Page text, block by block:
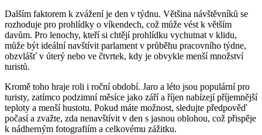
Dalším faktorem k zvážení je den v týdnu. Většina návštěvníků se
rozhoduje pro prohlídky o víkendech, což může vést k větším
davům. Pro lenochy, kteří si chtějí prohlídku vychutnat v klidu,
může být ideální navštívit parlament v průběhu pracovního týdne,
obzvlášť v úterý nebo ve čtvrtek, kdy je obvykle menší množství
turistů.
Kromě toho hraje roli i roční období. Jaro a léto jsou populární pro
turisty, zatímco podzimní měsíce jako září a říjen nabízejí příjemnější
teploty a menší hustotu. Pokud máte možnost, sledujte předpověď
počasí a zvažte, zda nenavštívit v den s jasnou oblohou, což přispěje
k nádherným fotografiím a celkovému zážitku.